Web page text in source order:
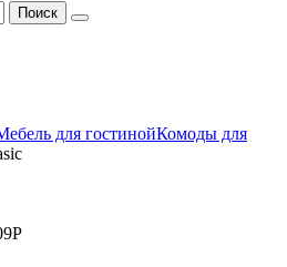
для гостинойКомоды для